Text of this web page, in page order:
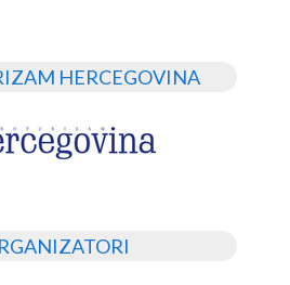
HERCEGOVINA